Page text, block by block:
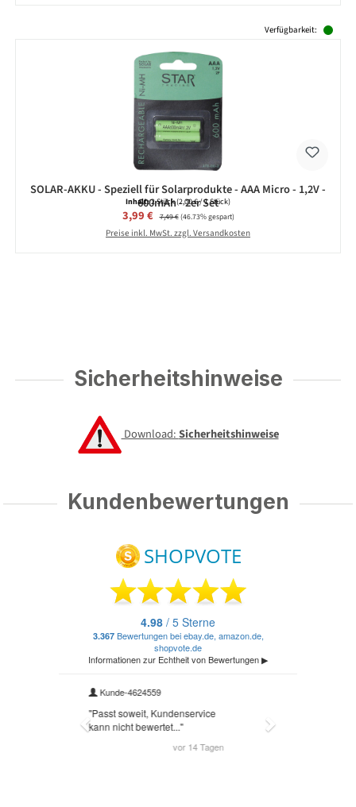
Verfügbarkeit:
SOLAR-AKKU - Speziell für Solarprodukte - AAA Micro - 1,2V -
600mAh - 2er Set
Inhalt:2 Stück(2,00 € / 1 Stück)
Verkaufspreis:
3,99 € Regulärer Preis:
7,49 €(46.73% gespart)
Preise inkl. MwSt. zzgl. Versandkosten
Sicherheitshinweise
Download:Sicherheitshinweise
Kundenbewertungen